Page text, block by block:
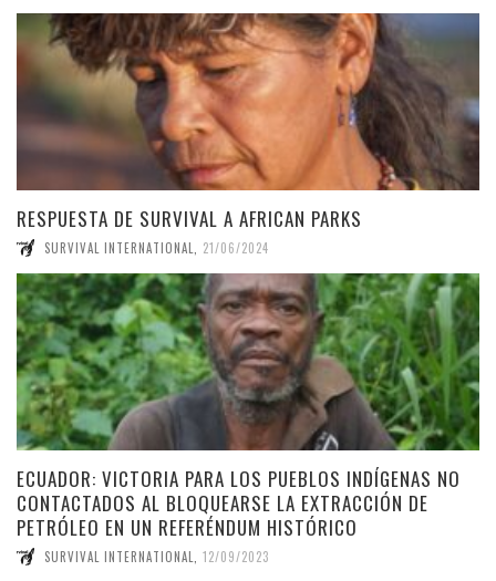
RESPUESTA DE SURVIVAL A AFRICAN PARKS
SURVIVAL INTERNATIONAL 21/06/2024
ECUADOR: VICTORIA PARA LOS PUEBLOS INDÍGENAS NO
CONTACTADOS AL BLOQUEARSE LA EXTRACCIÓN DE
PETRÓLEO EN UN REFERÉNDUM HISTÓRICO
SURVIVAL INTERNATIONAL 12/09/2023